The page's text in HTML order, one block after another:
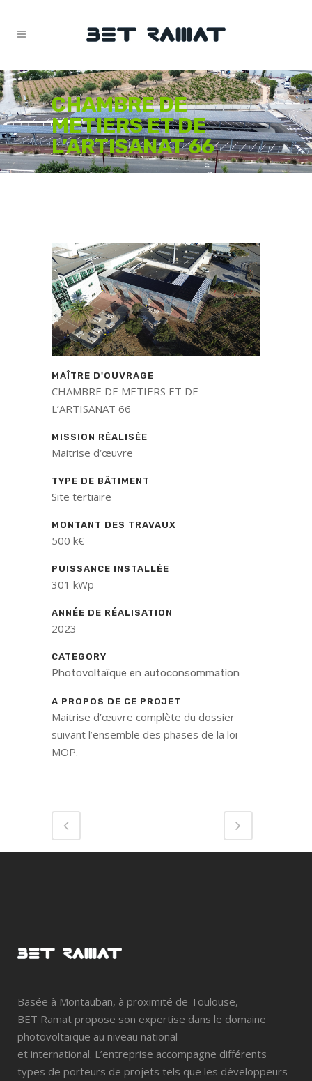
CHAMBRE DE
METIERS ET DE
L’ARTISANAT 66
MAÎTRE D'OUVRAGE
CHAMBRE DE METIERS ET DE
L’ARTISANAT 66
MISSION RÉALISÉE
Maitrise d‘œuvre
TYPE DE BÂTIMENT
Site tertiaire
MONTANT DES TRAVAUX
500 k€
PUISSANCE INSTALLÉE
301 kWp
ANNÉE DE RÉALISATION
2023
CATEGORY
Photovoltaïque en autoconsommation
A PROPOS DE CE PROJET
Maitrise d’œuvre complète du dossier
suivant l’ensemble des phases de la loi
MOP.
Basée à Montauban, à proximité de Toulouse,
BET Ramat propose son expertise dans le domaine
photovoltaïque au niveau national
et international. L’entreprise accompagne différents
types de porteurs de projets tels que les développeurs